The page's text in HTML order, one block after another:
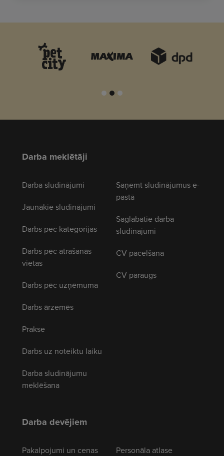
Darba meklētāji
Darba sludinājumi
Jaunākie sludinājumi
Darbs pēc kategorijas
Darbs pēc atrašanās
vietas
Darbs pēc uzņēmuma
Darbs ārzemēs
Prakse
Darbs uz noteiktu laiku
Darba sludinājumu
meklēšana
Saņemt sludinājumus e-
pastā
Saglabātie darba
sludinājumi
CV pacelšana
CV paraugs
Darba devējiem
Pakalpojumi un cenas
Personāla atlase